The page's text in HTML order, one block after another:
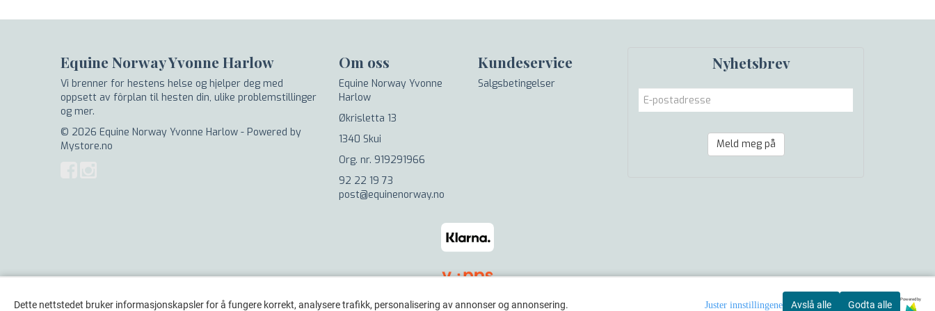
Equine Norway Yvonne Harlow
Vi brenner for hestens helse og hjelper deg med
oppsett av fôrplan til hesten din, ulike problemstillinger
og mer.
© 2026 Equine Norway Yvonne Harlow - Powered by
Mystore.no
Om oss
Equine Norway Yvonne
Harlow
Økrisletta 13
1340 Skui
Org. nr. 919291966
92 22 19 73
post@equinenorway.no
Kundeservice
Salgsbetingelser
Nyhetsbrev
Meld meg på
Dette nettstedet bruker informasjonskapsler for å fungere korrekt, analysere trafikk, personalisering av annonser og annonsering. Avslå alle Godta alle
Powered by
Juster innstillingene